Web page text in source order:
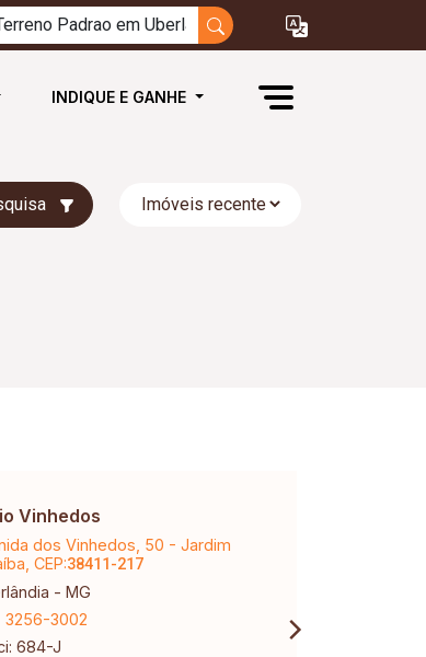
INDIQUE E GANHE
Vinhedos
dos Vinhedos, 50 - Jardim
CEP:38411-217
- MG
3256-3002
684-J